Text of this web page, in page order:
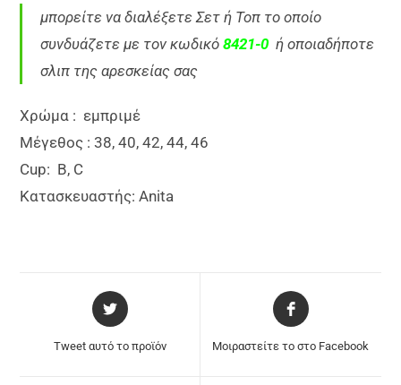
μπορείτε να διαλέξετε Σετ ή Τοπ το οποίο
συνδυάζετε με τον κωδικό8421-0 ή οποιαδήποτε
σλιπ της αρεσκείας σας
Χρώμα : εμπριμέ
Μέγεθος : 38, 40, 42, 44, 46
Cup: B, C
Κατασκευαστής: Anita
Tweet αυτό το προϊόν Μοιραστείτε το στο Facebook